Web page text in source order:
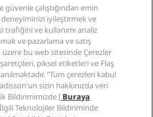
ve koşulları
çalıştığından emin
iyileştirmek ve
trafiğini ve kullanımı analiz
ve pazarlama ve satış
üzere bu web sitesinde Çerezler
piksel etiketleri ve Flaş
"Tüm çerezleri kabul
sizin hakkınızda veri
Bildirimimizde [ Buraya
Teknolojiler Bildiriminde